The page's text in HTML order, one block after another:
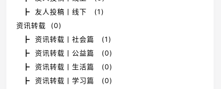
┣ 友人投稿丨线下 (1)
资讯转载 (0)
┣ 资讯转载丨社会篇 (1)
┣ 资讯转载丨公益篇 (0)
┣ 资讯转载丨生活篇 (0)
┣ 资讯转载丨学习篇 (0)